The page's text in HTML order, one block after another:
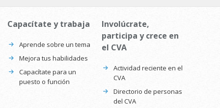
Capacítate y trabaja
Aprende sobre un tema
Mejora tus habilidades
Capacítate para un
puesto o función
Involúcrate,
participa y crece en
el CVA
Actividad reciente en el
CVA
Directorio de personas
del CVA